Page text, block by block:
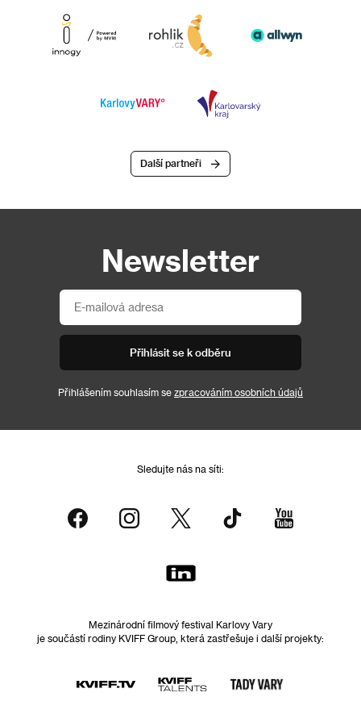
Další partneři
Newsletter
Přihlásit se k odběru
Přihlášením souhlasím se zpracováním osobních údajů
Sledujte nás na síti:
Mezinárodní filmový festival Karlovy Vary
je součástí rodiny KVIFF Group, která zastřešuje i další projekty: